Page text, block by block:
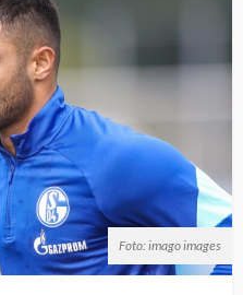
Foto: imago images